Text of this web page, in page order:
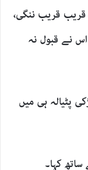
قریب قریب ننگی،
نے قبول نہ
پٹیالہ ہی میں
کہا۔